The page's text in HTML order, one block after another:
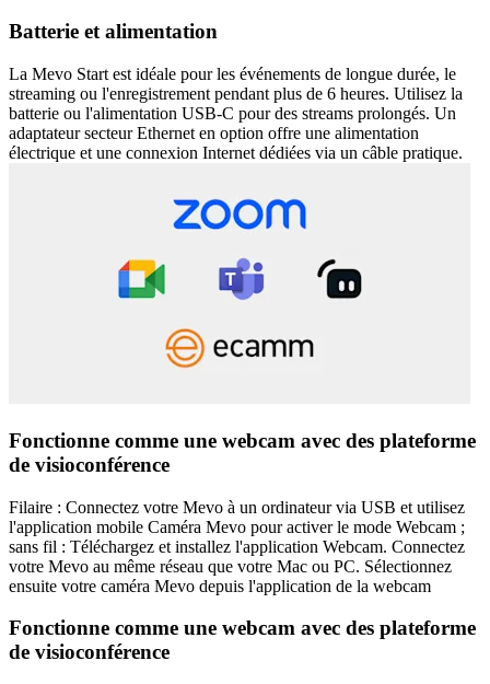
Batterie et alimentation
La Mevo Start est idéale pour les événements de longue durée, le
streaming ou l'enregistrement pendant plus de 6 heures. Utilisez la
batterie ou l'alimentation USB-C pour des streams prolongés. Un
adaptateur secteur Ethernet en option offre une alimentation
électrique et une connexion Internet dédiées via un câble pratique.
Fonctionne comme une webcam avec des plateforme
de visioconférence
Filaire : Connectez votre Mevo à un ordinateur via USB et utilisez
l'application mobile Caméra Mevo pour activer le mode Webcam ;
sans fil : Téléchargez et installez l'application Webcam. Connectez
votre Mevo au même réseau que votre Mac ou PC. Sélectionnez
ensuite votre caméra Mevo depuis l'application de la webcam
Fonctionne comme une webcam avec des plateforme
de visioconférence